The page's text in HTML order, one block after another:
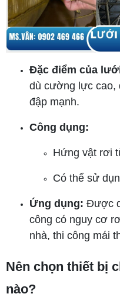
Đặc điểm của
dù cường lực cao,
đập mạnh.
Công dụng:
Hứng vật rơi
Có thể sử
Ứng dụng: Được
công có nguy cơ
nhà, thi công mái
Nên chọn thiết bị
nào?